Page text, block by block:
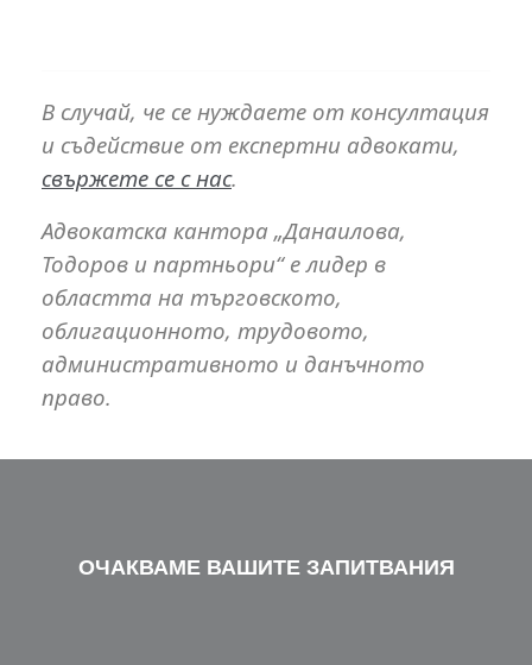
В случай, че се нуждаете от консултация
и съдействие от експертни адвокати,
свържете се с нас.
Адвокатска кантора „Данаилова,
Тодоров и партньори“ е лидер в
областта на търговското,
облигационното, трудовото,
административното и данъчното
право.
ОЧАКВАМЕ ВАШИТЕ ЗАПИТВАНИЯ